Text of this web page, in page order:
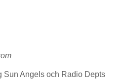
Sun Angels och Radio Depts